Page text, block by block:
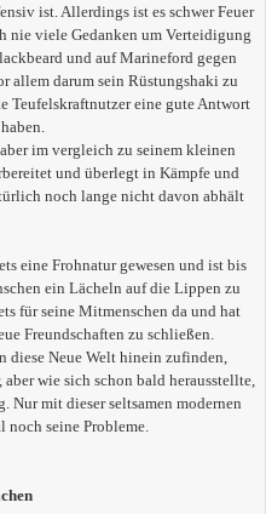
ist. Allerdings ist es schwer Feuer
nie viele Gedanken um Verteidigung
und auf Marineford gegen
allem darum sein Rüstungshaki zu
Teufelskraftnutzer eine gute Antwort
im vergleich zu seinem kleinen
und überlegt in Kämpfe und
noch lange nicht davon abhält
eine Frohnatur gewesen und ist bis
ein Lächeln auf die Lippen zu
für seine Mitmenschen da und hat
Freundschaften zu schließen.
diese Neue Welt hinein zufinden,
wie sich schon bald herausstellte,
Nur mit dieser seltsamen modernen
noch seine Probleme.